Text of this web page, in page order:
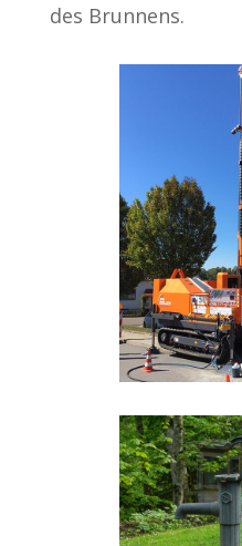
des Brunnens.